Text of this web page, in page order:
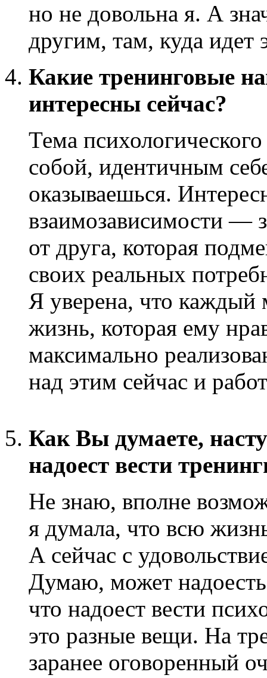
но не довольна я. А
другим, там, куда идет
Какие тренинговые
интересны сейчас?
Тема
собой, идентичным
оказываешься.
взаимозависимости —
от друга, которая
своих реальных
Я уверена, что каждый
жизнь, которая ему
максимально
над этим сейчас и
Как Вы думаете,
надоест вести
Не знаю, вполне
я думала, что всю
А сейчас с
Думаю, может
что надоест вести
это разные вещи. На
заранее оговоренный